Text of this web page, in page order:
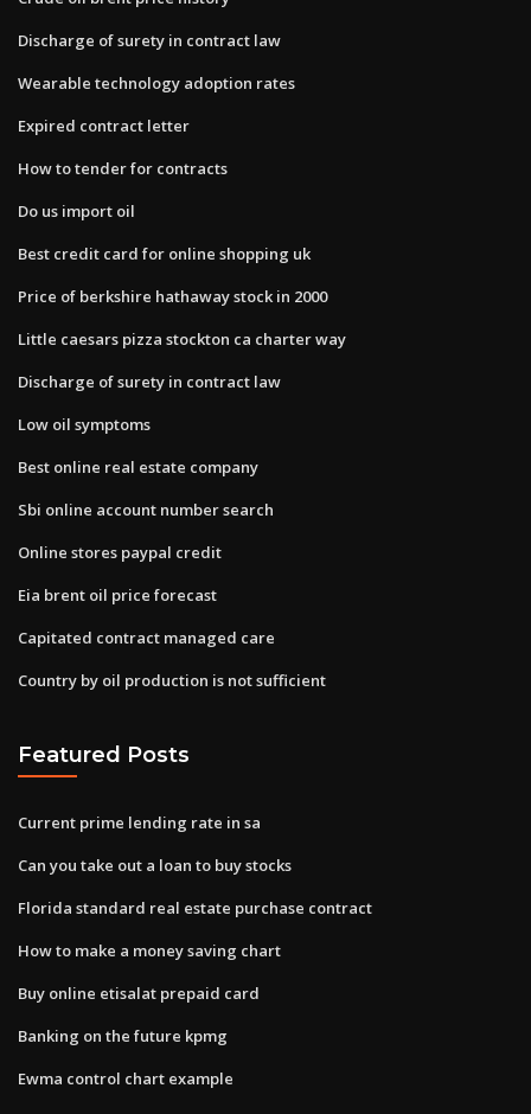
Discharge of surety in contract law
Wearable technology adoption rates
Expired contract letter
How to tender for contracts
Do us import oil
Best credit card for online shopping uk
Price of berkshire hathaway stock in 2000
Little caesars pizza stockton ca charter way
Discharge of surety in contract law
Low oil symptoms
Best online real estate company
Sbi online account number search
Online stores paypal credit
Eia brent oil price forecast
Capitated contract managed care
Country by oil production is not sufficient
Featured Posts
Current prime lending rate in sa
Can you take out a loan to buy stocks
Florida standard real estate purchase contract
How to make a money saving chart
Buy online etisalat prepaid card
Banking on the future kpmg
Ewma control chart example